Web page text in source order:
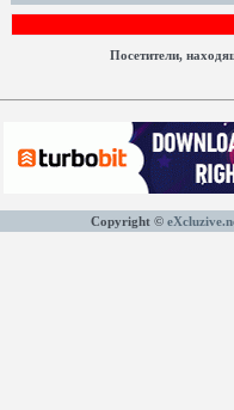
Посетители,
Copyright ©